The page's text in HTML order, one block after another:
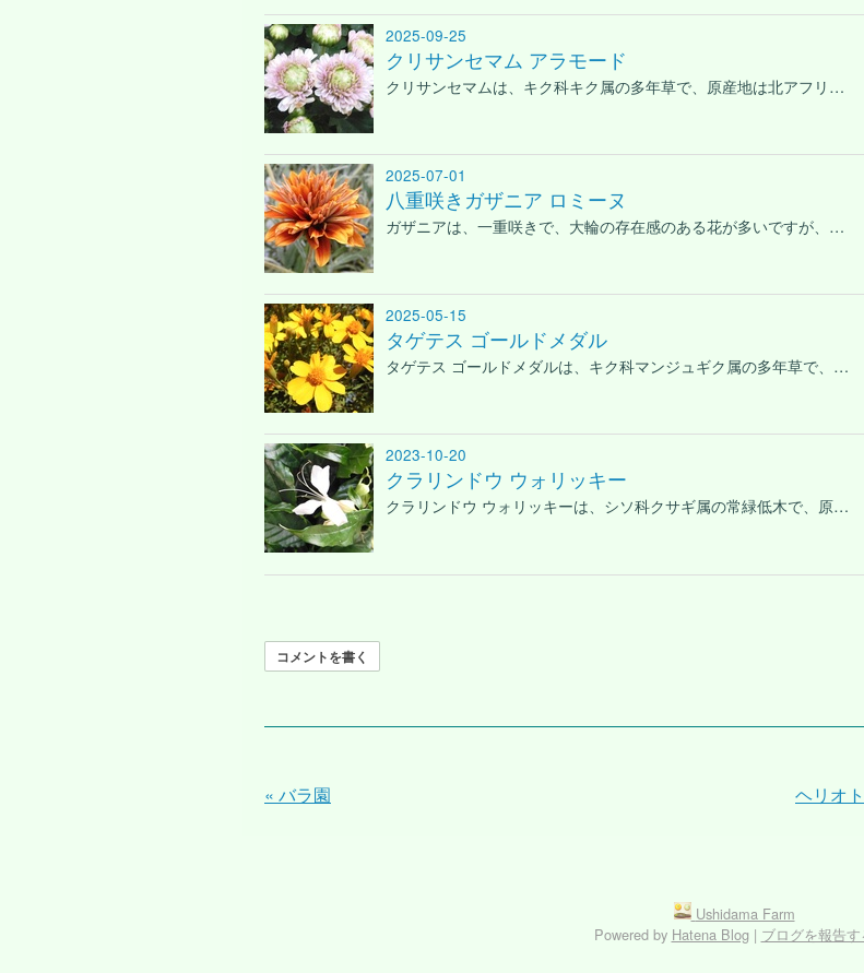
2025-09-25
クリサンセマム アラモード
クリサンセマムは、キク科キク属の多年草で、原産地は北アフリ…
2025-07-01
八重咲きガザニア ロミーヌ
ガザニアは、一重咲きで、大輪の存在感のある花が多いですが、…
2025-05-15
タゲテス ゴールドメダル
タゲテス ゴールドメダルは、キク科マンジュギク属の多年草で、…
2023-10-20
クラリンドウ ウォリッキー
クラリンドウ ウォリッキーは、シソ科クサギ属の常緑低木で、原…
コメントを書く
« バラ園 ヘリオ
Ushidama Farm
Powered by Hatena Blog| ブログを報告す